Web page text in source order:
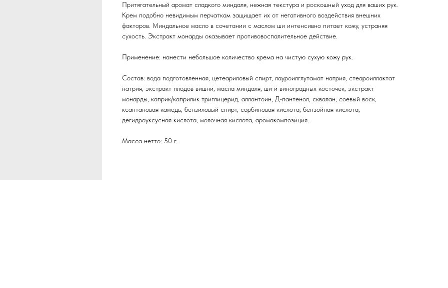
Притягательный аромат сладкого миндаля, нежная текстура и роскошный уход для ваших рук.
Крем подобно невидимым перчаткам защищает их от негативного воздействия внешних
факторов. Миндальное масло в сочетании с маслом ши интенсивно питает кожу, устраняя
сухость. Экстракт монарды оказывает противовоспалительное действие.
Применение: нанести небольшое количество крема на чистую сухую кожу рук.
Состав: вода подготовленная, цетеариловый спирт, лауроилглутамат натрия, стеароиллактат
натрия, экстракт плодов вишни, масла миндаля, ши и виноградных косточек, экстракт
монарды, каприк/каприлик триглицерид, аллантоин, Д-пантенол, сквалан, соевый воск,
ксантановая камедь, бензиловый спирт, сорбиновая кислота, бензойная кислота,
дегидроуксусная кислота, молочная кислота, аромакомпозиция.
Масса нетто: 50 г.